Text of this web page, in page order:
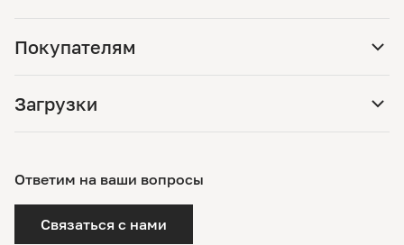
Покупателям
Загрузки
Ответим на ваши вопросы
Связаться с нами